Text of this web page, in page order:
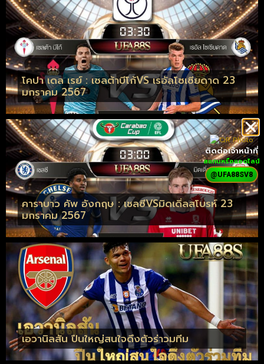
โคปา เดล เรย์ : เซลต้าบีโก้VS เรอัลโซเซียดาด 23
มกราคม 2567
คาราบาว คัพ อังกฤษ : เชลซีVSมิดเดิ่ลสโบรห์ 23
มกราคม 2567
เอวานิลสัน ปืนใหญ่สนใจดึงตัวร่าวมทีม
ติดต่อเจ้าหน้าที่
สแกนหรือแอดไลน์
@UFA88SV8